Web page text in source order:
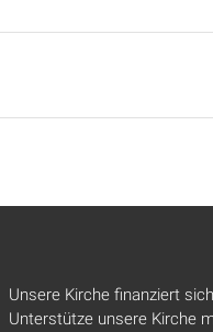
Unsere Kirche finanziert
Unterstütze unsere Kirche